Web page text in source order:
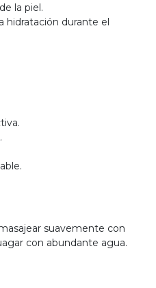
la piel.
hidratación durante el
suavemente con
con abundante agua.